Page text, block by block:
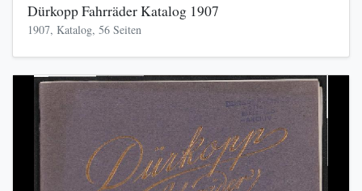
Dürkopp Fahrräder Katalog 1907
1907, Katalog, 56 Seiten